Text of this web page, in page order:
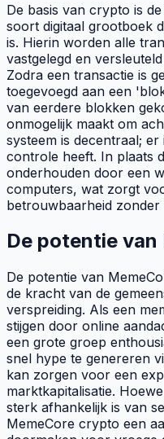
De basis van crypto is de
soort digitaal grootboek
is. Hierin worden alle
vastgelegd en
Zodra een transactie is
toegevoegd aan een
van eerdere blokken
onmogelijk maakt om
systeem is decentraal;
controle heeft. In plaats
onderhouden door een
computers, wat zorgt
betrouwbaarheid zonder
De potentie van
De potentie van
de kracht van de
verspreiding. Als een
stijgen door online
een grote groep
snel hype te genereren
kan zorgen voor een
marktkapitalisatie.
sterk afhankelijk is van
MemeCore crypto een